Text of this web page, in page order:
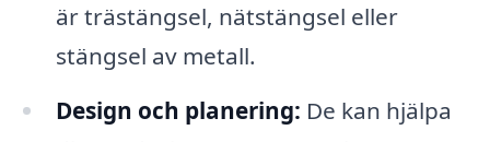
är trästängsel, nätstängsel eller
stängsel av metall.
Design och planering: De kan hjälpa